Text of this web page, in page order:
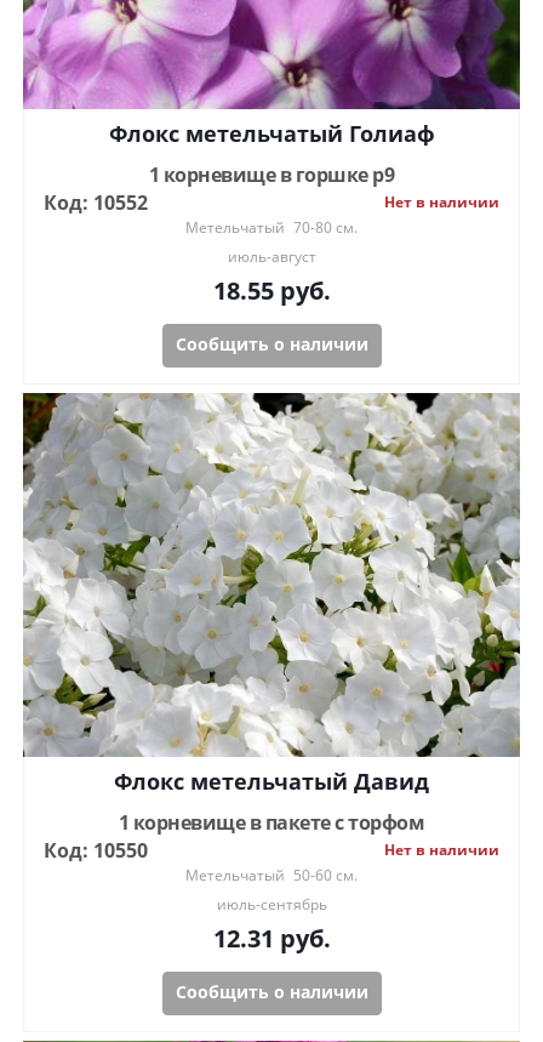
Флокс метельчатый Голиаф
1 корневище в горшке р9
Код: 10552
Нет в наличии
Метельчатый 70-80 см.
июль-август
18.55руб.
Сообщить о наличии
Флокс метельчатый Давид
1 корневище в пакете с торфом
Код: 10550
Нет в наличии
Метельчатый 50-60 см.
июль-сентябрь
12.31 руб.
Сообщить о наличии